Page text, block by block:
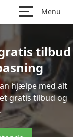
Menu
tilbud
hjælpe med alt
gratis tilbud og